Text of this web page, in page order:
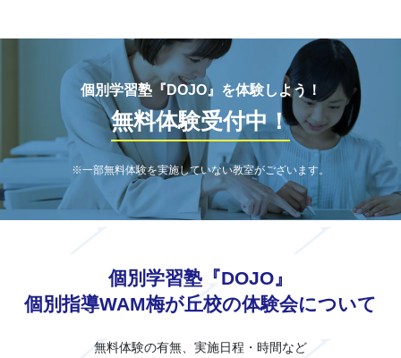
個別学習塾『DOJO』を体験しよう！
無料体験受付中！
※一部無料体験を実施していない教室がございます。
個別学習塾『DOJO』
個別指導WAM梅が丘校の体験会について
無料体験の有無、実施日程・時間など